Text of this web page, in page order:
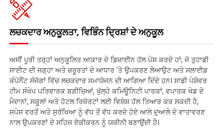
ਲਚਕਦਾਰ ਅਨੁਕੂਲਤਾ, ਵਿਭਿੰਨ ਦ੍ਰਿਸ਼ਾਂ ਦੇ ਅਨੁਕੂਲ
ਅਸੀਂ ਪੂਰੀ ਤਰ੍ਹਾਂ ਅਨੁਕੂਲਿਤ ਆਕਾਰ ਦੇ ਡਿਜ਼ਾਈਨ ਹੱਲ ਪੇਸ਼ ਕਰਦੇ ਹਾਂ, ਜੋ ਤੁਹਾਡੀ
ਸਾਈਟ ਦੀ ਜਗ੍ਹਾ ਅਤੇ ਜ਼ਰੂਰਤਾਂ ਦੇ ਆਧਾਰ 'ਤੇ ਉਪਕਰਣ ਲੇਆਉਟ ਅਤੇ ਸਲਾਈਡ
ਕੰਪੋਨੈਂਟ ਸੰਜੋਗਾਂ ਵਿੱਚ ਲਚਕਦਾਰ ਸਮਾਯੋਜਨ ਦੀ ਆਗਿਆ ਦਿੰਦੇ ਹਨ। ਸਾਡੀ ਪੇਸ਼ੇਵਰ
ਟੀਮ ਸੰਖੇਪ ਪਰਿਵਾਰਕ ਬਗੀਚਿਆਂ, ਖੁੱਲ੍ਹੇ ਕਮਿਊਨਿਟੀ ਪਾਰਕਾਂ, ਵਪਾਰਕ ਖੇਡ ਦੇ
ਮੈਦਾਨਾਂ, ਸਕੂਲਾਂ ਅਤੇ ਹੋਟਲ ਰਿਜ਼ੋਰਟਾਂ ਲਈ ਵਿਸ਼ੇਸ਼ ਹੱਲ ਤਿਆਰ ਕਰ ਸਕਦੀ ਹੈ,
ਸਪੇਸ ਵਰਤੋਂ ਅਤੇ ਸੁਰੱਖਿਆ ਨੂੰ ਵੱਧ ਤੋਂ ਵੱਧ ਕਰਦੇ ਹੋਏ ਆਲੇ ਦੁਆਲੇ ਦੇ ਵਾਤਾਵਰਣ
ਨਾਲ ਉਪਕਰਣਾਂ ਦੇ ਸਹਿਜ ਏਕੀਕਰਨ ਨੂੰ ਯਕੀਨੀ ਬਣਾਉਂਦੀ ਹੈ।